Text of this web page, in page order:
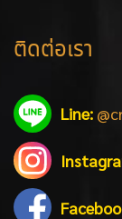
ติดต่อเรา
Line: